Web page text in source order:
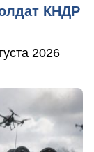
КНДР
2026